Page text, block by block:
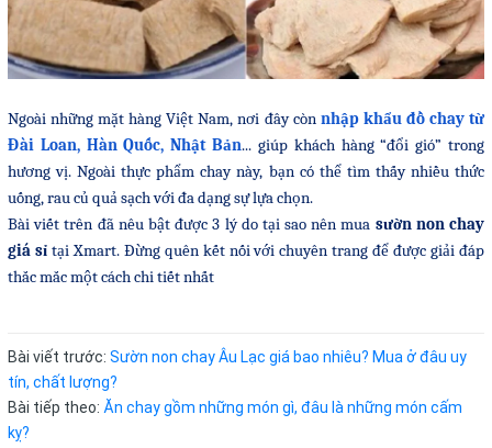
Ngoài những mặt hàng Việt Nam, nơi đây còn nhập khẩu đồ chay từ
Đài Loan, Hàn Quốc, Nhật Bản... giúp khách hàng “đổi gió” trong
hương vị. Ngoài thực phẩm chay này, bạn có thể tìm thấy nhiều thức
uống, rau củ quả sạch với đa dạng sự lựa chọn.
Bài viết trên đã nêu bật được 3 lý do tại sao nên mua sườn non chay
giá sỉ tại Xmart. Đừng quên kết nối với chuyên trang để được giải đáp
thắc mắc một cách chi tiết nhất
Bài viết trước: Sườn non chay Âu Lạc giá bao nhiêu? Mua ở đâu uy
tín, chất lượng?
Bài tiếp theo: Ăn chay gồm những món gì, đâu là những món cấm
kỵ?